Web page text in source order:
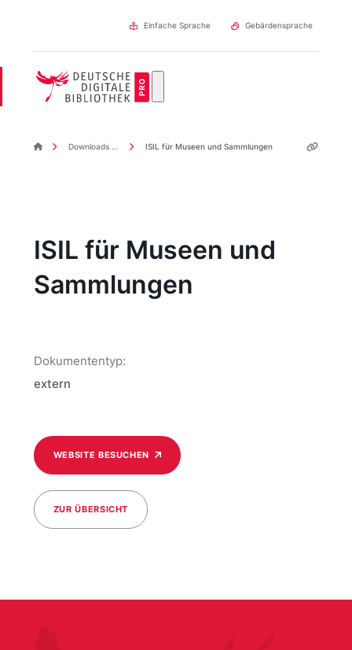
Einfache Sprache Gebärdensprache
DDBpro Startseite
Downloads & Links ISIL für Museen und Sammlungen
ISIL für Museen und
Sammlungen
Dokumententyp:
extern
WEBSITE BESUCHEN
ZUR ÜBERSICHT